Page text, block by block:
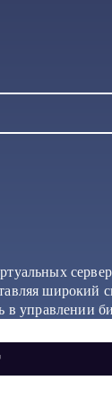
широкий
в управлении